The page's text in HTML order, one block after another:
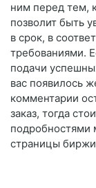
ним перед тем,
позволит быть
в срок, в
требованиями.
подачи
вас появилось
комментарии
заказ, тогда
подробностями
страницы